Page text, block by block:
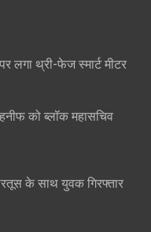
लगा थ्री-फेज स्मार्ट मीटर
को ब्लॉक महासचिव
के साथ युवक गिरफ्तार